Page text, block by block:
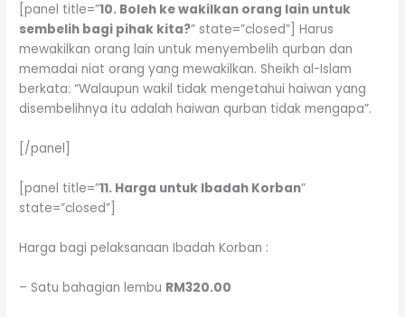
[panel title=”10. Boleh ke wakilkan orang lain untuk
sembelih bagi pihak kita?” state=”closed”] Harus
mewakilkan orang lain untuk menyembelih qurban dan
memadai niat orang yang mewakilkan. Sheikh al-Islam
berkata: “Walaupun wakil tidak mengetahui haiwan yang
disembelihnya itu adalah haiwan qurban tidak mengapa”.
[/panel]
[panel title=”11. Harga untuk Ibadah Korban”
state=”closed”]
Harga bagi pelaksanaan Ibadah Korban :
– Satu bahagian lembu RM320.00